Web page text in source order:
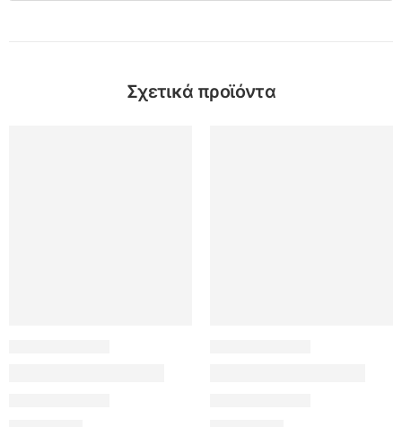
Σχετικά προϊόντα